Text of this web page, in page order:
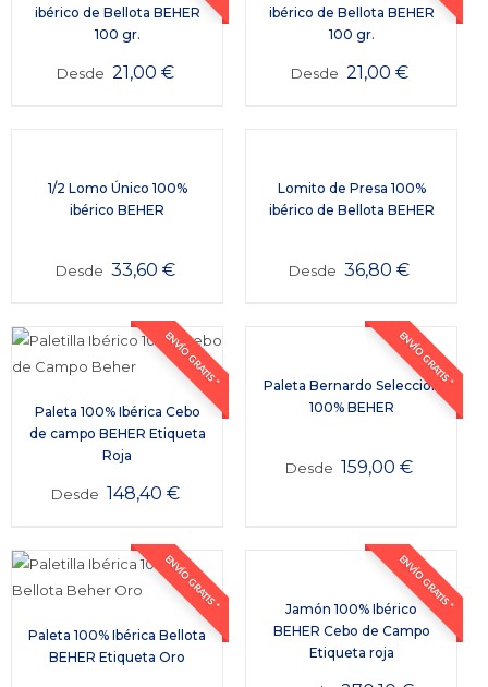
ibérico de Bellota BEHER
100 gr.
Desde 21,00 €
ibérico de Bellota BEHER
100 gr.
Desde 21,00 €
1/2 Lomo Único 100%
ibérico BEHER
Desde 33,60 €
Lomito de Presa 100%
ibérico de Bellota BEHER
Desde 36,80€
ENVÍO GRATIS *
Paleta 100% Ibérica Cebo
de campo BEHER Etiqueta
Roja
Desde 148,40 €
ENVÍO GRATIS *
Paleta Bernardo Selección
100% BEHER
Desde 159,00€
ENVÍO GRATIS *
Paleta 100% Ibérica Bellota
BEHER Etiqueta Oro
ENVÍO GRATIS *
Jamón 100% Ibérico
BEHER Cebo de Campo
Etiqueta roja